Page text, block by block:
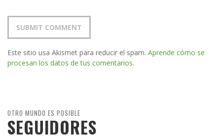
Este sitio usa Akismet para reducir el spam. Aprende cómo se
procesan los datos de tus comentarios.
OTRO MUNDO ES POSIBLE
SEGUIDORES